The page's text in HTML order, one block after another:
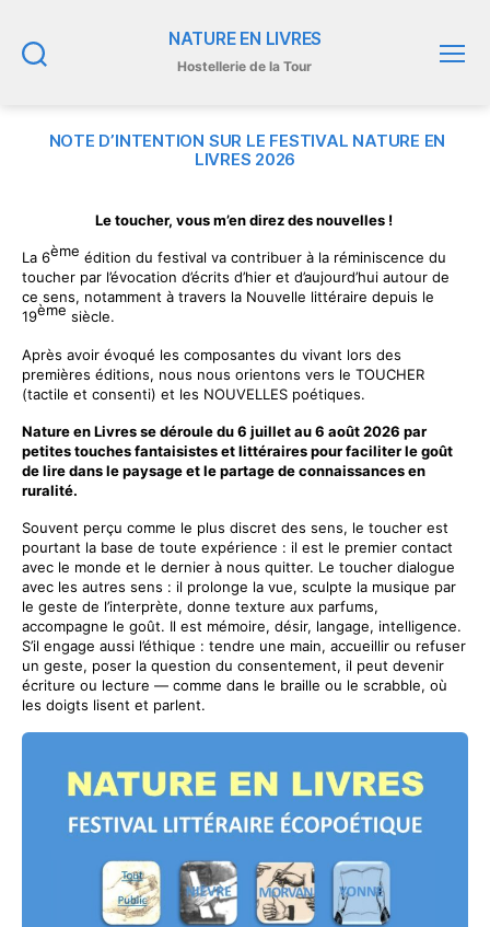
NATURE EN LIVRES
Hostellerie de la Tour
NOTE D’INTENTION SUR LE FESTIVAL NATURE EN
LIVRES 2026
Le toucher, vous m’en direz des nouvelles !
La 6ème édition du festival va contribuer à la réminiscence du
toucher par l’évocation d’écrits d’hier et d’aujourd’hui autour de
ce sens, notamment à travers la Nouvelle littéraire depuis le
19ème siècle.
Après avoir évoqué les composantes du vivant lors des
premières éditions, nous nous orientons vers le TOUCHER
(tactile et consenti) et les NOUVELLES poétiques.
Nature en Livres se déroule du 6 juillet au 6 août 2026 par
petites touches fantaisistes et littéraires pour faciliter le goût
de lire dans le paysage et le partage de connaissances en
ruralité.
Souvent perçu comme le plus discret des sens, le toucher est
pourtant la base de toute expérience : il est le premier contact
avec le monde et le dernier à nous quitter. Le toucher dialogue
avec les autres sens : il prolonge la vue, sculpte la musique par
le geste de l’interprète, donne texture aux parfums,
accompagne le goût. Il est mémoire, désir, langage, intelligence.
S’il engage aussi l’éthique : tendre une main, accueillir ou refuser
un geste, poser la question du consentement, il peut devenir
écriture ou lecture — comme dans le braille ou le scrabble, où
les doigts lisent et parlent.